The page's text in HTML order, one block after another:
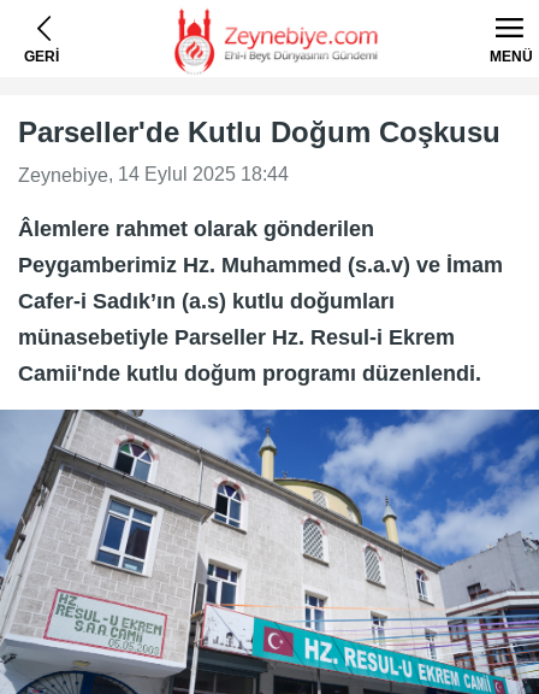
GERİ MENÜ
​​​​​​​Parseller'de Kutlu Doğum Coşkusu
Zeynebiye, 14 Eylul 2025 18:44
​​​​​​​Âlemlere rahmet olarak gönderilen
Peygamberimiz Hz. Muhammed (s.a.v) ve İmam
Cafer-i Sadık’ın (a.s) kutlu doğumları
münasebetiyle Parseller Hz. Resul-i Ekrem
Camii'nde kutlu doğum programı düzenlendi.